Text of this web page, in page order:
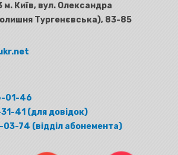
м. Київ, вул. Олександра
Тургенєвська), 83-85
01-46
41 (для довідок)
74 (відділ абонемента)